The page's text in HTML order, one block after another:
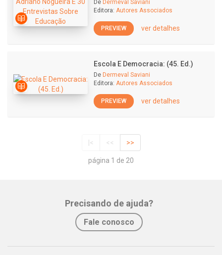
De Dermeval Saviani
Editora: Autores Associados
PREVIEW ver detalhes
Escola E Democracia: (45. Ed.)
De Dermeval Saviani
Editora: Autores Associados
PREVIEW ver detalhes
|< << >>
página 1 de 20
Precisando de ajuda?
Fale conosco